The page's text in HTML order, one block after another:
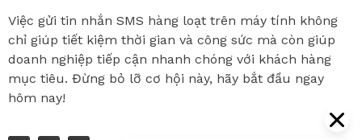
Việc gửi tin nhắn SMS hàng loạt trên máy tính không
chỉ giúp tiết kiệm thời gian và công sức mà còn giúp
doanh nghiệp tiếp cận nhanh chóng với khách hàng
mục tiêu. Đừng bỏ lỡ cơ hội này, hãy bắt đầu ngay
hôm nay!